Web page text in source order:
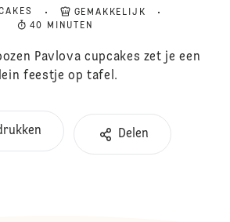
GEMAKKELIJK
40 MINUTEN
Pavlova cupcakes zet je een
feestje op tafel.
Delen